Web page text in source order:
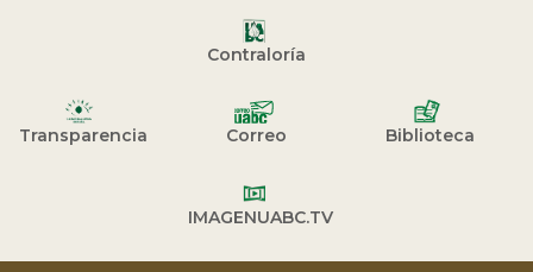
Contraloría
Transparencia Correo Biblioteca
IMAGENUABC.TV